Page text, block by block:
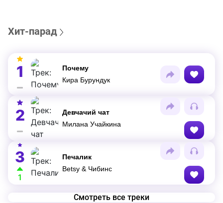
Хит-парад
1
Почему
Кира Бурундук
2
Девчачий чат
Милана Учайкина
3
1
Печалик
Betsy & Чибинс
Смотреть все треки